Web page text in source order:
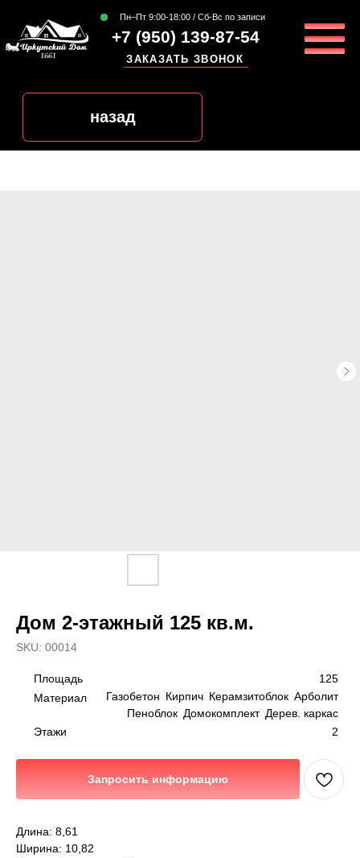
+7 (950) 139-87-54
ЗАКАЗАТЬ ЗВОНОК
Дом 2-этажный 125 кв.м.
SKU: 00014
Площадь
125
Материал
Газобетон Кирпич Керамзитоблок Арболит
Пеноблок Домокомплект Дерев. каркас
Этажи
2
Запросить информацию
Длина: 8,61
Ширина: 10,82